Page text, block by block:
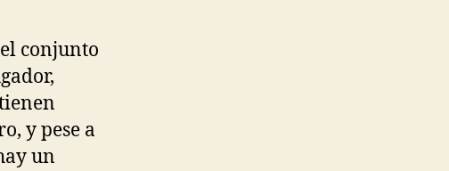
conjunto
y pese a
un